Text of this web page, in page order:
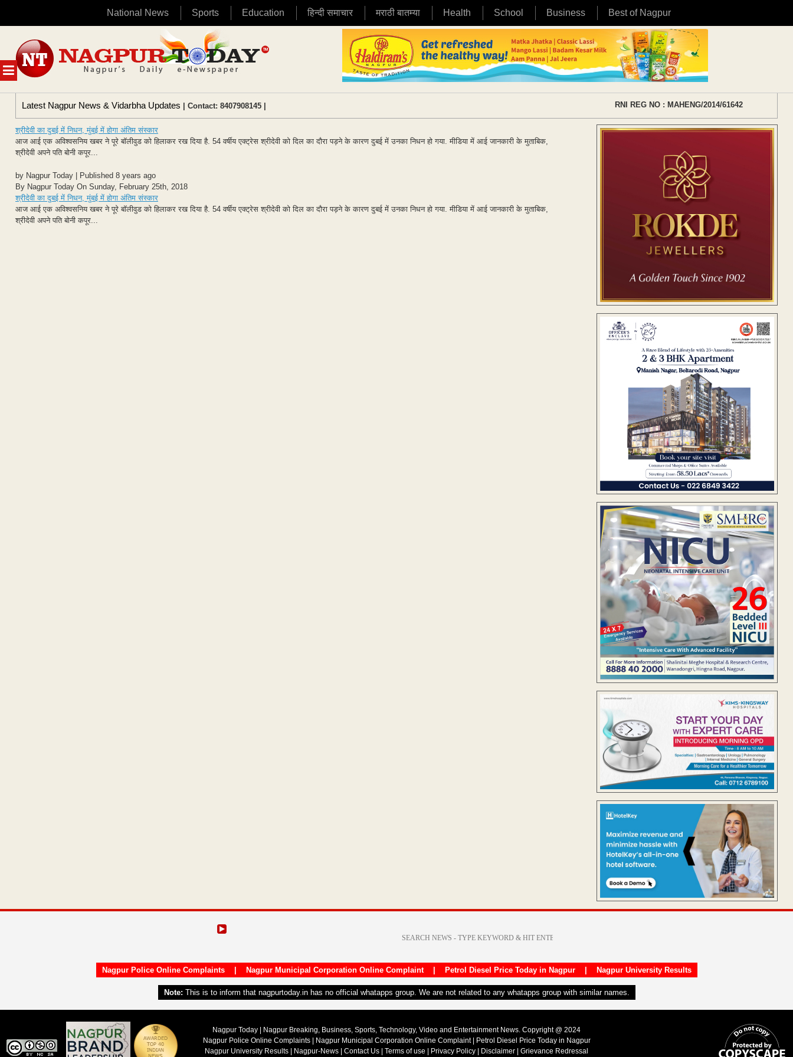
National News Sports Education हिन्दी समाचार मराठी बातम्या Health School Business Best of Nagpur
MENU
content
Latest Nagpur News & Vidarbha Updates | Contact: 8407908145 | RNI REG NO : MAHENG/2014/61642
श्रीदेवी का दुबई में निधन, मुंबई में होगा अंतिम संस्कार
आज आई एक अविश्वसनिय खबर ने पूरे बॉलीवुड को हिलाकर रख दिया है. 54 वर्षीय एक्ट्रेस श्रीदेवी को दिल का दौरा पड़ने के कारण दुबई में उनका निधन हो गया. मीडिया में आई जानकारी के मुताबिक,
श्रीदेवी अपने पति बोनी कपूर...
by Nagpur Today | Published 8 years ago
By Nagpur Today On Sunday, February 25th, 2018
श्रीदेवी का दुबई में निधन, मुंबई में होगा अंतिम संस्कार
आज आई एक अविश्वसनिय खबर ने पूरे बॉलीवुड को हिलाकर रख दिया है. 54 वर्षीय एक्ट्रेस श्रीदेवी को दिल का दौरा पड़ने के कारण दुबई में उनका निधन हो गया. मीडिया में आई जानकारी के मुताबिक,
श्रीदेवी अपने पति बोनी कपूर...
Nagpur Police Online Complaints| Nagpur Municipal Corporation Online Complaint| Petrol Diesel Price Today in Nagpur| Nagpur University Results
Note: This is to inform that nagpurtoday.in has no official whatapps group. We are not related to any whatapps group with similar names.
Nagpur Today | Nagpur Breaking, Business, Sports, Technology, Video and Entertainment News. Copyright @ 2024
Nagpur Police Online Complaints| Nagpur Municipal Corporation Online Complaint|
Petrol Diesel Price Today in Nagpur
Nagpur University Results
Nagpur-News Contact Us Terms of use Privacy Policy Disclaimer Grievance Redressal